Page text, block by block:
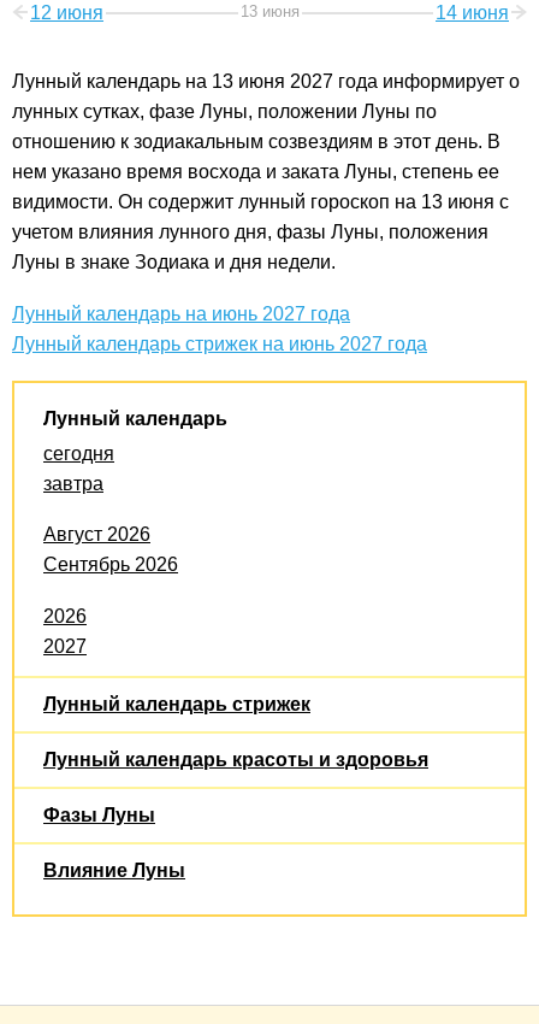
12 июня 13 июня 14 июня
Лунный календарь на 13 июня 2027 года информирует о
лунных сутках, фазе Луны, положении Луны по
отношению к зодиакальным созвездиям в этот день. В
нем указано время восхода и заката Луны, степень ее
видимости. Он содержит лунный гороскоп на 13 июня с
учетом влияния лунного дня, фазы Луны, положения
Луны в знаке Зодиака и дня недели.
Лунный календарь на июнь 2027 года
Лунный календарь стрижек на июнь 2027 года
Лунный календарь
сегодня
завтра
Август 2026
Сентябрь 2026
2026
2027
Лунный календарь стрижек
Лунный календарь красоты и здоровья
Фазы Луны
Влияние Луны